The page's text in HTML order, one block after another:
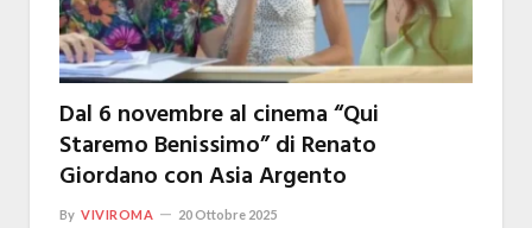
Dal 6 novembre al cinema “Qui
Staremo Benissimo” di Renato
Giordano con Asia Argento
By VIVIROMA 20 Ottobre 2025